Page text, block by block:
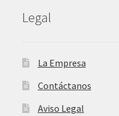
Legal
La Empresa
Contáctanos
Aviso Legal